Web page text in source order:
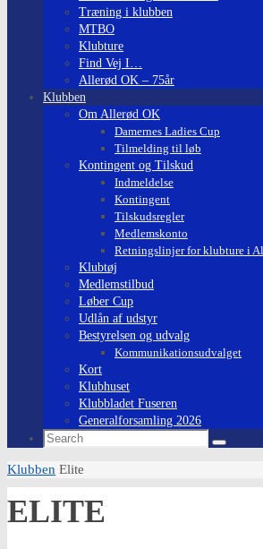
Træning i klubben
MTBO
Klubture
Find Vej I…
Allerød OK – 75år
Klubben
Om Allerød OK
Damernes Ladies Cup
Tilmelding til løb
Kontingent og Tilskud
Indmeldelse
Kontingent
Tilskudsregler
Medlemskonto
Retningslinjer for klubture i
Klubtøj
Medlemstilbud
Løber Cup
Udlån af udstyr
Bestyrelsen og udvalg
Kommunikationsudvalget
Kort
Klubhuset
Klubbladet Fuseren
Generalforsamling 2026
Search
Search
Home
Klubben Elite
ELITE